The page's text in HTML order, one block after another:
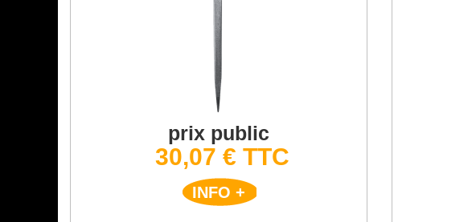
prix public
30,07 € TTC
INFO +